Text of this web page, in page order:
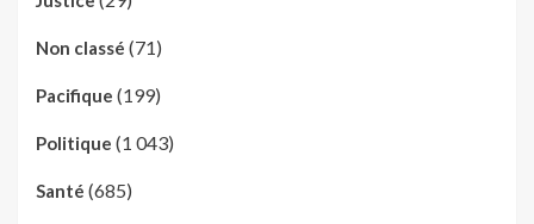
Non classé (71)
Pacifique (199)
Politique (1 043)
Santé (685)